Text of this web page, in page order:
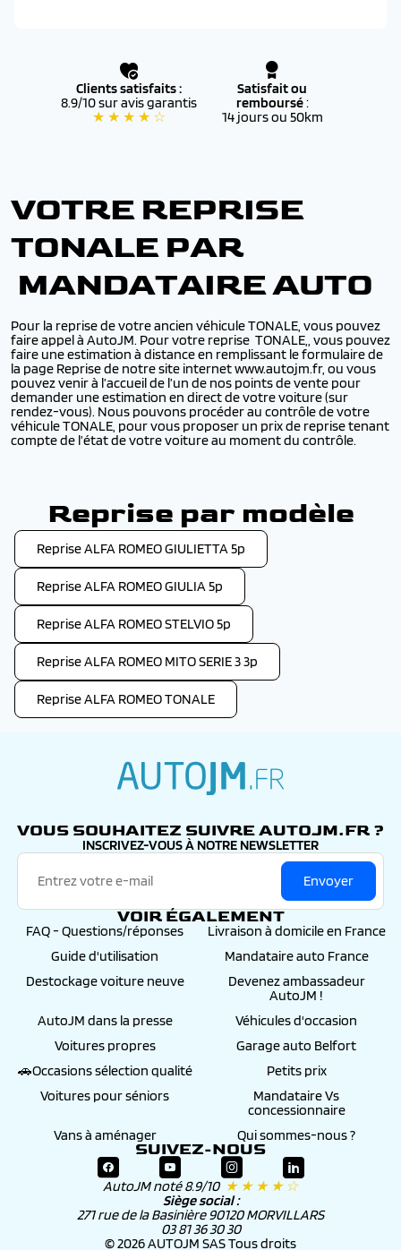
Clients satisfaits :
8.9/10 sur avis garantis
★ ★ ★ ★ ☆
Satisfait ou
remboursé:
14 jours ou 50km
VOTRE REPRISE
TONALE PAR
MANDATAIRE AUTO
Pour la reprise de votre ancien véhicule TONALE, vous pouvez
faire appel à AutoJM. Pour votre reprise TONALE,, vous pouvez
faire une estimation à distance en remplissant le formulaire de
la page Reprise de notre site internet www.autojm.fr, ou vous
pouvez venir à l’accueil de l’un de nos points de vente pour
demander une estimation en direct de votre voiture (sur
rendez-vous). Nous pouvons procéder au contrôle de votre
véhicule TONALE, pour vous proposer un prix de reprise tenant
compte de l’état de votre voiture au moment du contrôle.
Reprise par modèle
Reprise ALFA ROMEO GIULIETTA 5p
Reprise ALFA ROMEO GIULIA 5p
Reprise ALFA ROMEO STELVIO 5p
Reprise ALFA ROMEO MITO SERIE 3 3p
Reprise ALFA ROMEO TONALE
VOUS SOUHAITEZ SUIVRE AUTOJM.FR ?
INSCRIVEZ-VOUS À NOTRE NEWSLETTER
Envoyer
VOIR ÉGALEMENT
FAQ - Questions/réponses
Livraison à domicile en France
Guide d'utilisation
Mandataire auto France
Destockage voiture neuve
Devenez ambassadeur
AutoJM !
AutoJM dans la presse
Véhicules d'occasion
Voitures propres
Garage auto Belfort
🚗Occasions sélection qualité
Petits prix
Voitures pour séniors
Mandataire Vs
concessionnaire
Vans à aménager
Qui sommes-nous ?
SUIVEZ-NOUS
AutoJM noté 8.9/10 ★ ★ ★ ★ ☆
Siège social :
271 rue de la Basinière 90120 MORVILLARS
03 81 36 30 30
© 2026 AUTOJM SAS Tous droits